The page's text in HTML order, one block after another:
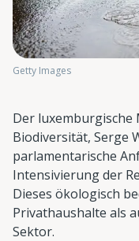
Getty Images
Der luxemburgische
Biodiversität, Serge
parlamentarische
Intensivierung der
Dieses ökologisch
Privathaushalte als
Sektor.